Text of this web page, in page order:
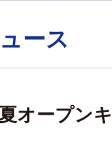
ース
オープン